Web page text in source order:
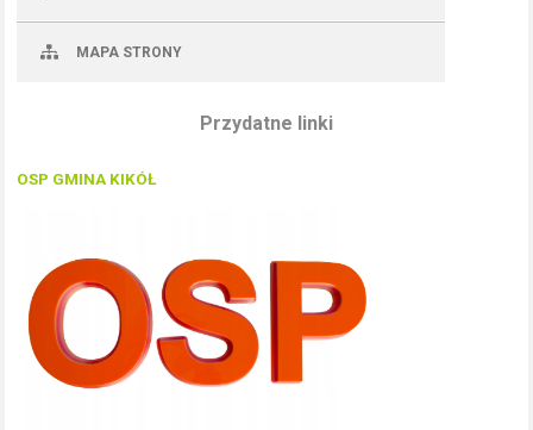
MAPA STRONY
Przydatne linki
OSP GMINA KIKÓŁ